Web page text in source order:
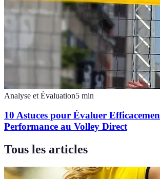
Analyse et Évaluation5 min
10 Astuces pour Évaluer
Performance au Volley Direct
Tous les articles